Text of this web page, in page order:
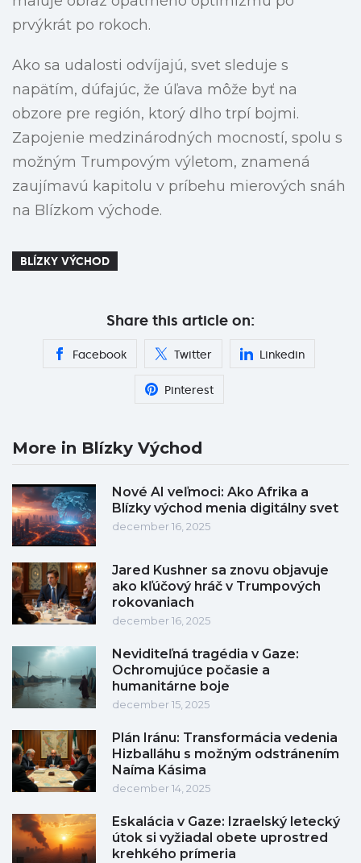
prvýkrát po rokoch.
Ako sa udalosti odvíjajú, svet sleduje s
napätím, dúfajúc, že úľava môže byť na
obzore pre región, ktorý dlho trpí bojmi.
Zapojenie medzinárodných mocností, spolu s
možným Trumpovým výletom, znamená
zaujímavú kapitolu v príbehu mierových snáh
na Blízkom východe.
BLÍZKY VÝCHOD
Share this article on:
Facebook Twitter Linkedin
Pinterest
More in Blízky Východ
Nové AI veľmoci: Ako Afrika a
Blízky východ menia digitálny svet
december 16, 2025
Jared Kushner sa znovu objavuje
ako kľúčový hráč v Trumpových
rokovaniach
december 16, 2025
Neviditeľná tragédia v Gaze:
Ochromujúce počasie a
humanitárne boje
december 15, 2025
Plán Iránu: Transformácia vedenia
Hizballáhu s možným odstránením
Naíma Kásima
december 14, 2025
Eskalácia v Gaze: Izraelský letecký
útok si vyžiadal obete uprostred
krehkého prímeria